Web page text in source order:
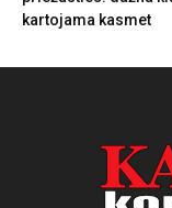
kartojama kasmet